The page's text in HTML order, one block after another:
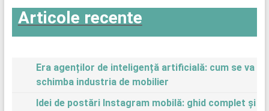
Articole recente
Era agenților de inteligență artificială: cum se va
schimba industria de mobilier
Idei de postări Instagram mobilă: ghid complet și